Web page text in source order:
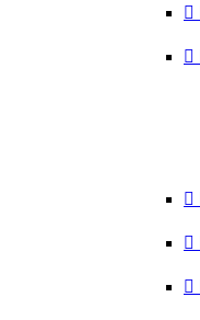




